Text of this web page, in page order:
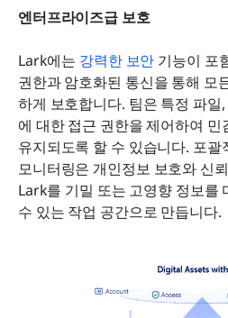
엔터프라이즈급 보호
Lark에는 강력한 보안 기능이 포
권한과 암호화된 통신을 통해 모
하게 보호합니다. 팀은 특정 파
에 대한 접근 권한을 제어하여 민
유지되도록 할 수 있습니다. 포
모니터링은 개인정보 보호와 신
Lark를 기밀 또는 고영향 정보를
수 있는 작업 공간으로 만듭니다.